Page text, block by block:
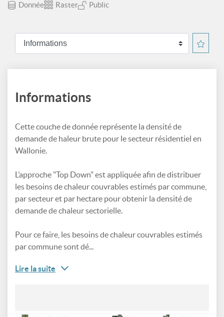
Donnée Raster Public
Informations
Cette couche de donnée représente la densité de
demande de haleur brute pour le secteur résidentiel en
Wallonie.
L’approche "Top Down" est appliquée afin de distribuer
les besoins de chaleur couvrables estimés par commune,
par secteur et par hectare pour obtenir la densité de
demande de chaleur sectorielle.
Pour ce faire, les besoins de chaleur couvrables estimés
par commune sont dé...
Lire la suite